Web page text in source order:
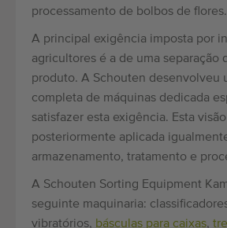
processamento de bolbos de flores.
A principal exigência imposta por
agricultores é a de uma separação
produto. A Schouten desenvolveu
completa de máquinas dedicada
satisfazer esta exigência. Esta
posteriormente aplicada
armazenamento, tratamento e
A Schouten Sorting Equipment
seguinte maquinaria:
vibratórios, básculas para caixas,